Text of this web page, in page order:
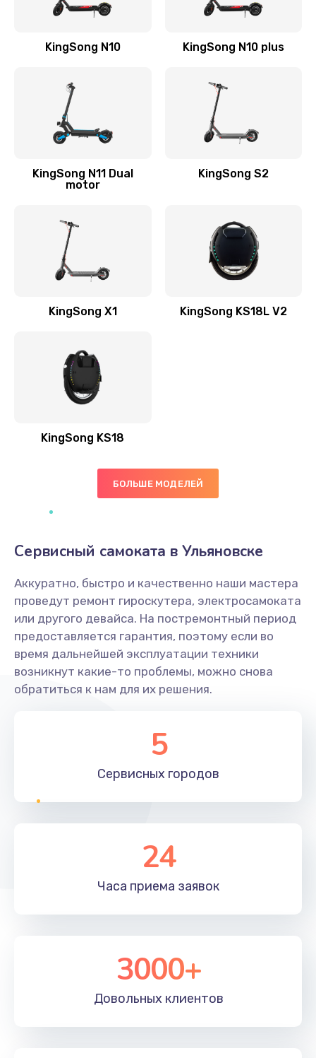
KingSong N10 KingSong N10 plus
KingSong N11 Dual
motor
KingSong S2
KingSong X1 KingSong KS18L V2
KingSong KS18
БОЛЬШЕ МОДЕЛЕЙ
Сервисный самоката в Ульяновске
Аккуратно, быстро и качественно наши мастера
проведут ремонт гироскутера, электросамоката
или другого девайса. На постремонтный период
предоставляется гарантия, поэтому если во
время дальнейшей эксплуатации техники
возникнут какие-то проблемы, можно снова
обратиться к нам для их решения.
5
Сервисных городов
24
Часа приема заявок
3000+
Довольных клиентов